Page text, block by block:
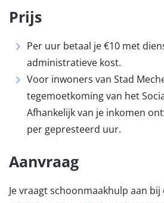
Prijs
Per uur betaal je €10 met
administratieve kost.
Voor inwoners van Stad
tegemoetkoming van het
Afhankelijk van je inkomen
per gepresteerd uur.
Aanvraag
Je vraagt schoonmaakhulp aan bij